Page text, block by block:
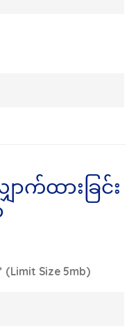
ောက်ထားခြင်း
Size 5mb)